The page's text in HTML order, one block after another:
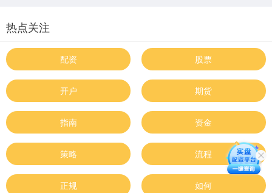
热点关注
配资 股票
开户 期货
指南 资金
策略 流程
正规 如何